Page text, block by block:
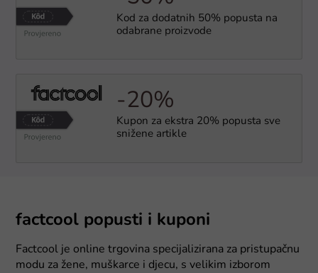
Kod za dodatnih 50% popusta na
odabrane proizvode
-20%
Kupon za ekstra 20% popusta sve
snižene artikle
factcool popusti i kuponi
Factcool je online trgovina specijalizirana za pristupačnu
modu za žene, muškarce i djecu, s velikim izborom